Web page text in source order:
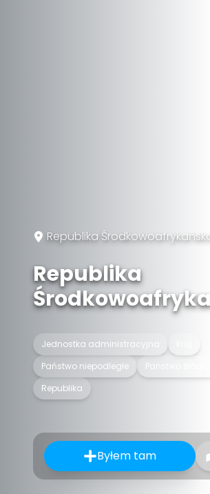
Republika
Republika
Jednostka administracyjna
Państwo niepodległe
Państwo
Republika
Byłem tam